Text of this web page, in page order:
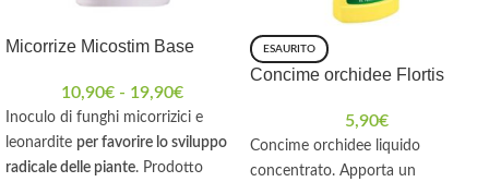
Micorrize Micostim Base
10,90€ - 19,90€
Inoculo di funghi micorrizici e
leonardite per favorire lo sviluppo
radicale delle piante. Prodotto
ESAURITO
Concime orchidee Flortis
5,90€
Concime orchidee liquido
concentrato. Apporta un